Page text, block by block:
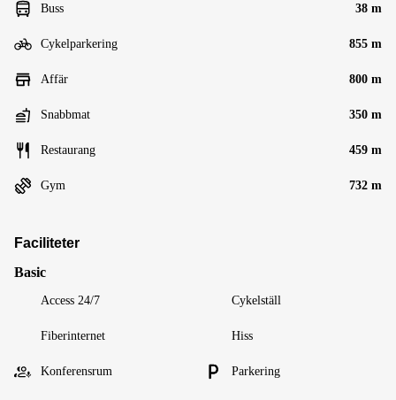
Buss 38 m
Cykelparkering 855 m
Affär 800 m
Snabbmat 350 m
Restaurang 459 m
Gym 732 m
Faciliteter
Basic
Access 24/7 Cykelställ
Fiberinternet Hiss
Konferensrum Parkering